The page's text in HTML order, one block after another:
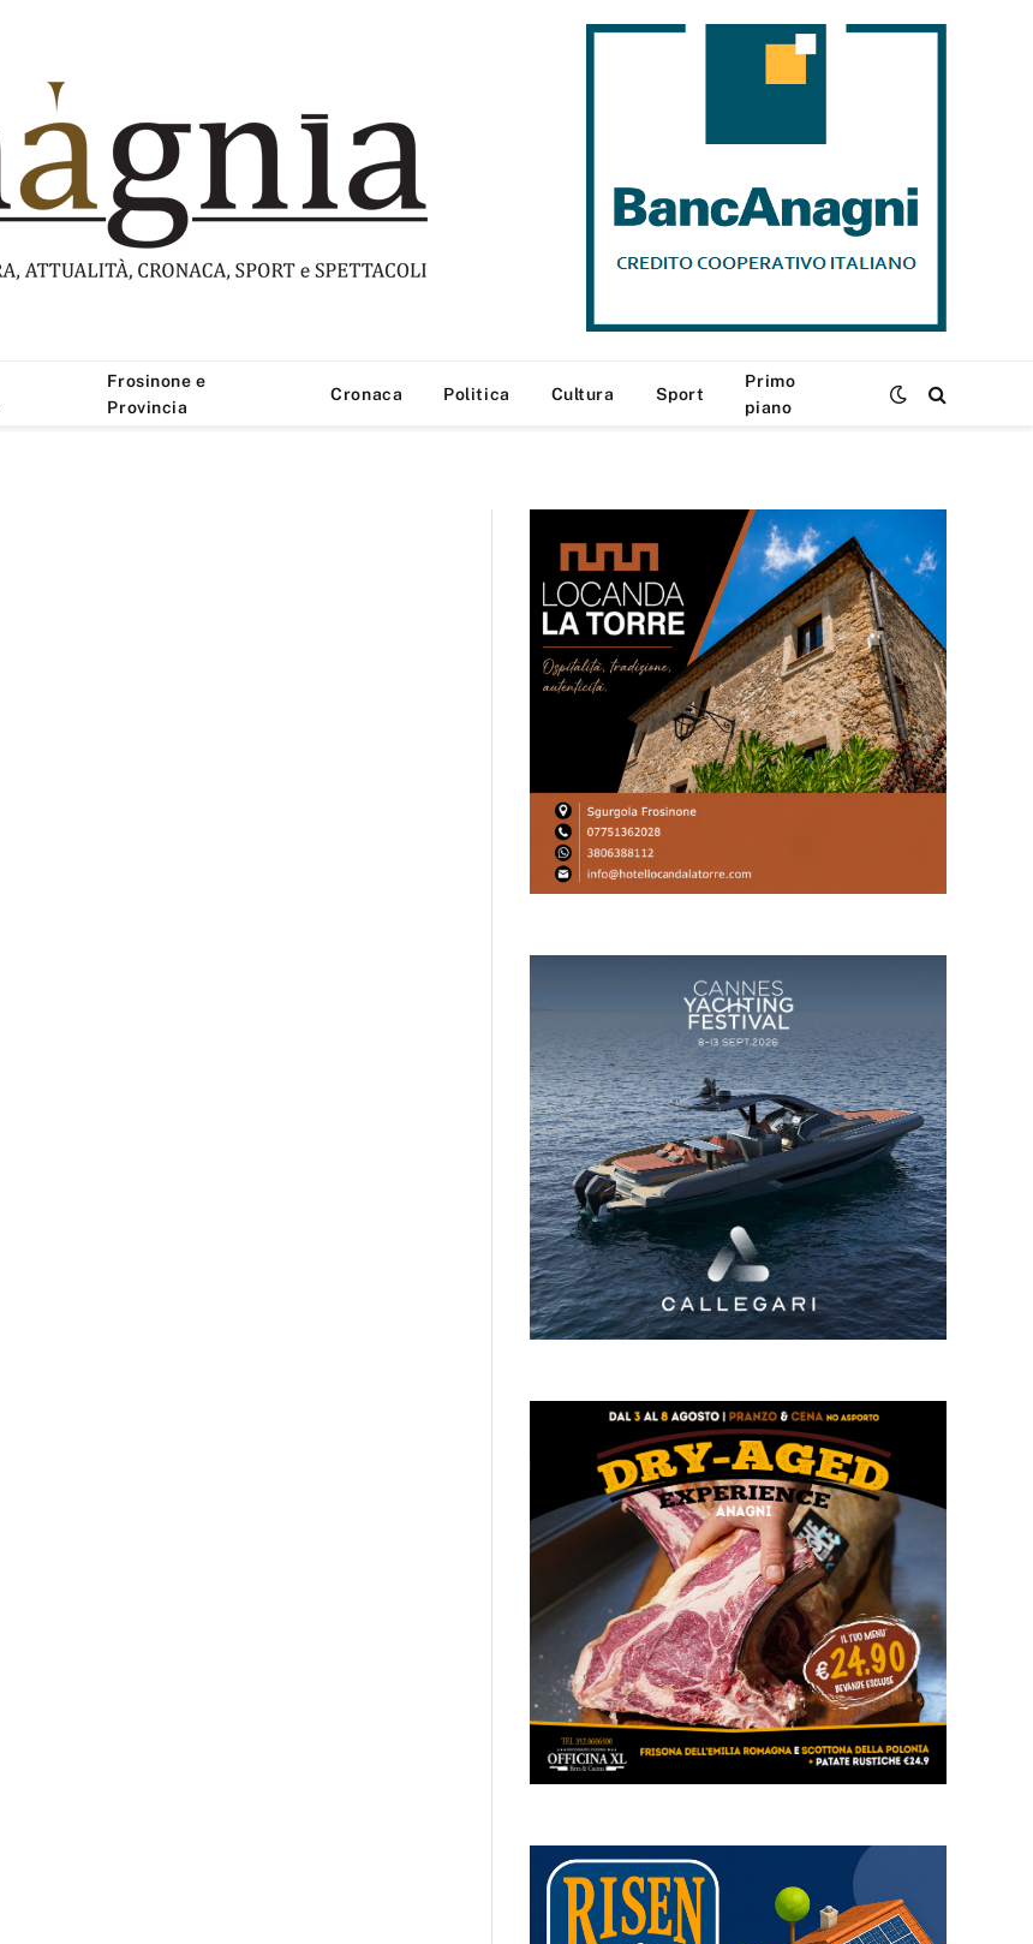
Frosinone e
Provincia
Cronaca Politica Cultura Sport
Primo
piano